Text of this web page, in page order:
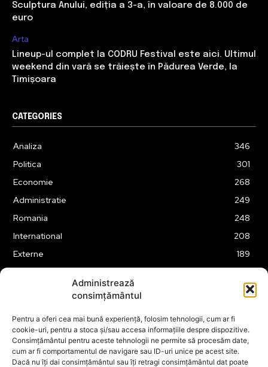
Administrează
consimțământul
Pentru a oferi cea mai bună experiență, folosim tehnologii, cum ar fi
cookie-uri, pentru a stoca și/sau accesa informațiile despre dispozitive.
Consimțământul pentru aceste tehnologii ne permite să procesăm date,
cum ar fi comportamentul de navigare sau ID-uri unice pe acest site.
Dacă nu îți dai consimțământul sau îți retragi consimțământul dat poate
Sculptura Anului, ediția a 3-a, în valoare de 8.000 de
euro
Arta
Lineup-ul complet la CODRU Festival este aici. Ultimul
weekend din vară se trăiește în Pădurea Verde, la
Timișoara
CATEGORIES
Analiza
346
Politica
301
Economie
268
Administratie
249
Romania
248
International
208
Externe
189
175
Financiar
160
ABUZURI
158
Social
157